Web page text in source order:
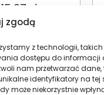
zgodą
z technologii, takich
dostępu do informacji
nam przetwarzać dane,
identyfikatory na tej
może niekorzystnie
15,37 zł
do koszyka